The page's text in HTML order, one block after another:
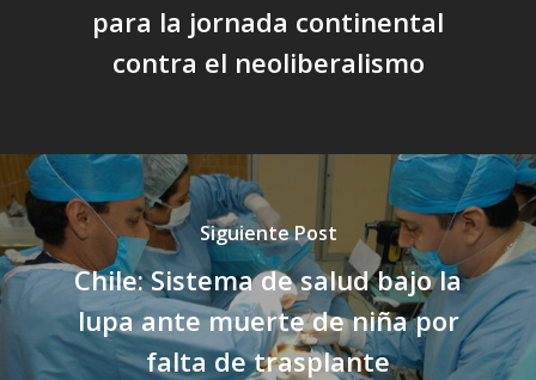
para la jornada continental
contra el neoliberalismo
Siguiente Post
Chile: Sistema de salud bajo la
lupa ante muerte de niña por
falta de trasplante